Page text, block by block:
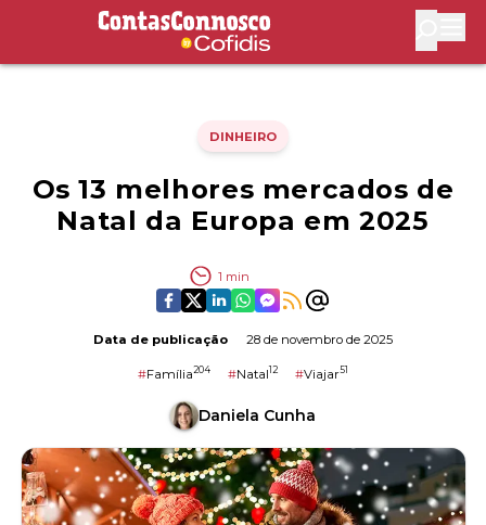
Contas Connosco by Cofidis
DINHEIRO
Os 13 melhores mercados de
Natal da Europa em 2025
1 min
Data de publicação 28 de novembro de 2025
#Família204 #Natal12 #Viajar51
Daniela Cunha